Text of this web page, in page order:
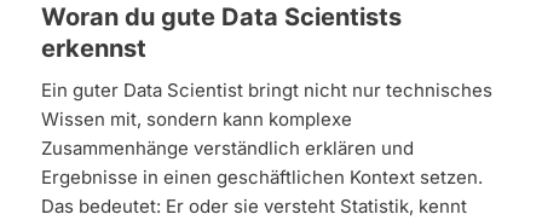
Woran du gute Data Scientists
erkennst
Ein guter Data Scientist bringt nicht nur technisches
Wissen mit, sondern kann komplexe
Zusammenhänge verständlich erklären und
Ergebnisse in einen geschäftlichen Kontext setzen.
Das bedeutet: Er oder sie versteht Statistik, kennt